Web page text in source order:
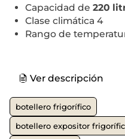
Capacidad de 220
Clase climática 4
Rango de
Ver descripción
botellero frigorífico
botellero expositor